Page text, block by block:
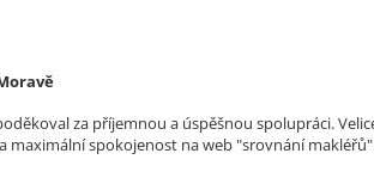
za příjemnou a úspěšnou spolupráci.
maximální spokojenost na web "srovnání